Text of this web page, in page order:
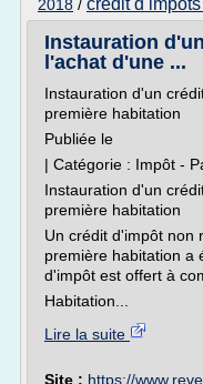
2018 / credit d
Instauration
l'achat d'une ...
Instauration d'un
première habitation
Publiée le
| Catégorie : Impôt -
Instauration d'un
première habitation
Un crédit d'impôt non
première habitation a
d'impôt est offert à
Habitation...
Lire la suite
Site : https://